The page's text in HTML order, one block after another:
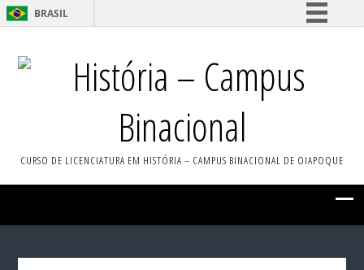
BRASIL
Participe
Acesso à informação
Legislação
História – Campus
Binacional
CURSO DE LICENCIATURA EM HISTÓRIA – CAMPUS BINACIONAL DE OIAPOQUE